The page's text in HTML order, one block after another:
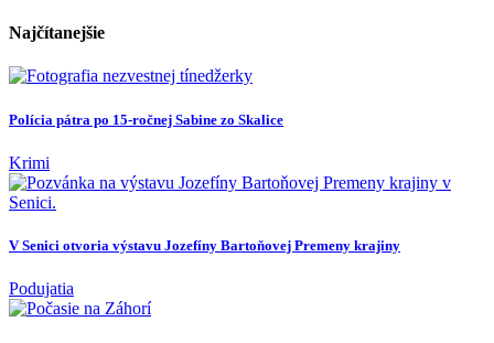
Najčítanejšie
Polícia pátra po 15-ročnej Sabine zo Skalice
Krimi
V Senici otvoria výstavu Jozefíny Bartoňovej Premeny krajiny
Podujatia